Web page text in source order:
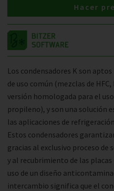
Los condensadores K son
de uso común (mezclas de
versión homologada para el
propileno), y son una solución
las aplicaciones de
Estos condensadores
gracias al exclusivo proceso de
y al recubrimiento de las
uso de un diseño
intercambio significa que el
Hacer